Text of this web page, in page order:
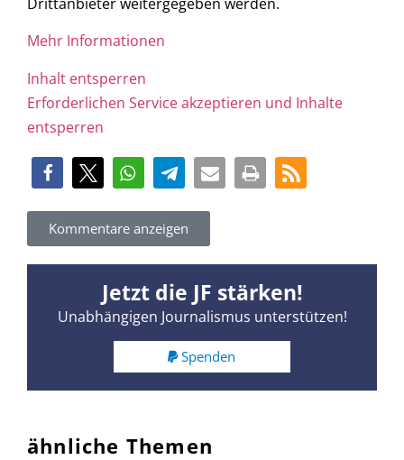
Mehr Informationen
Inhalt entsperren
Erforderlichen Service akzeptieren und Inhalte
entsperren
Kommentare anzeigen
Jetzt die JF stärken!
Unabhängigen Journalismus unterstützen!
Spenden
ähnliche Themen